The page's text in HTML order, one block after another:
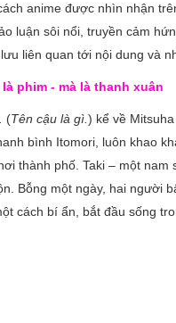
anime được nhìn nhận
luận sôi nổi, truyền cảm
liên quan tới nội dung và
phim - mà là thanh xuân
(Tên cậu là gì.) kể về
bình Itomori, luôn khao
thành phố. Taki – một nam
Bỗng một ngày, hai người
cách bí ẩn, bắt đầu sống